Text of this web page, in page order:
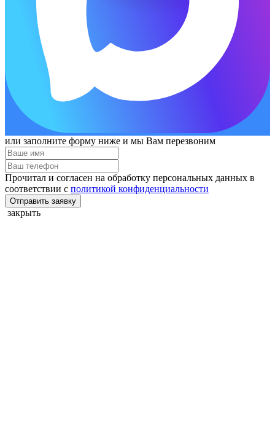
или заполните форму ниже и мы Вам перезвоним
Прочитал и согласен на обработку персональных данных в
соответствии с политикой конфиденциальности
Отправить заявку
закрыть